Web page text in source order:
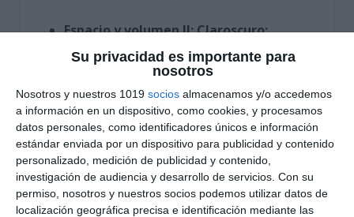
Su privacidad es importante para
nosotros
Nosotros y nuestros 1019 socios almacenamos y/o accedemos
a información en un dispositivo, como cookies, y procesamos
datos personales, como identificadores únicos e información
estándar enviada por un dispositivo para publicidad y contenido
personalizado, medición de publicidad y contenido,
investigación de audiencia y desarrollo de servicios. Con su
permiso, nosotros y nuestros socios podemos utilizar datos de
localización geográfica precisa e identificación mediante las
Espacio y volumen II: Claroscuro:
Representación del volumen con el uso de
luces y sombras.
Espacio y volumen III: Perspectiva:
Aplicación de la perspectiva cónica en el
dibujo de objetos.
Espacio y volumen IV: Vistas diédricas:
Representación en planta, alzado y perfil de